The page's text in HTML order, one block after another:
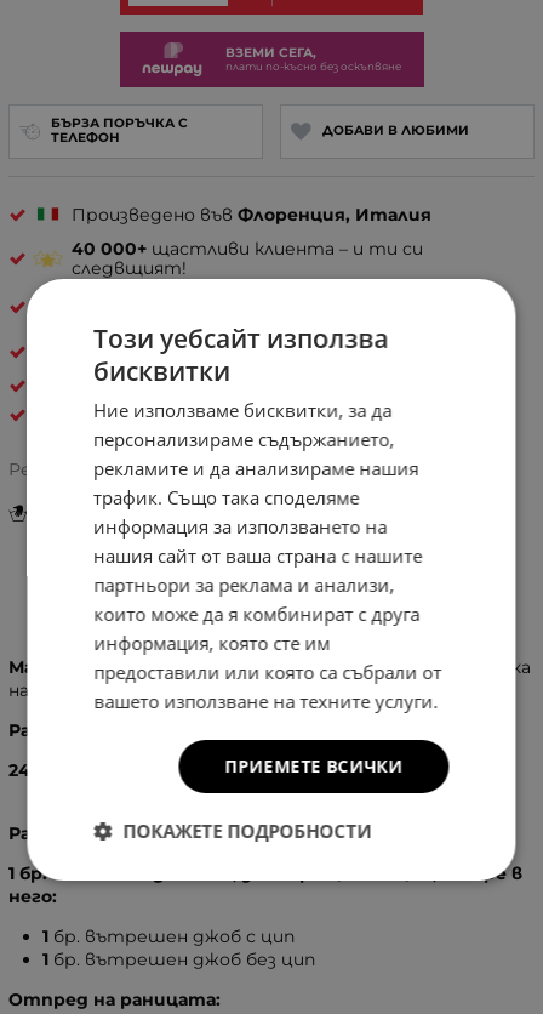
Инструкции за грижа и поддръжка
ВЗЕМИ СЕГА,
плати по-късно без оскъпвяне
БЪРЗА ПОРЪЧКА С
ТЕЛЕФОН
ДОБАВИ В ЛЮБИМИ
Произведено във Флоренция, Италия
40 000+ щастливи клиента – и ти си
следвщият!
– лесно връщане, ако не е
Естествена кожа
ДАМСКИ РАНИЦИ ОТ ЕСТЕСТВЕНА КОЖА
Pelletteria Italia
Рейтинг:
Информация
Материал:100 % Естествена кожа, изключително мека
на допир
Размери:
24
Разпределение:
1 бр. голямо отделение, затварящо се с цип, вътре в
него:
1 бр. вътрешен джоб с цип
1 бр. вътрешен джоб без цип
Отпред на раницата:
Този уебсайт използва
бисквитки
Ние използваме бисквитки, за да
персонализираме съдържанието,
рекламите и да анализираме нашия
трафик. Също така споделяме
информация за използването на
нашия сайт от ваша страна с нашите
партньори за реклама и анализи,
които може да я комбинират с друга
информация, която сте им
предоставили или която са събрали от
вашето използване на техните услуги.
ПРИЕМЕТЕ ВСИЧКИ
ПОКАЖЕТЕ ПОДРОБНОСТИ